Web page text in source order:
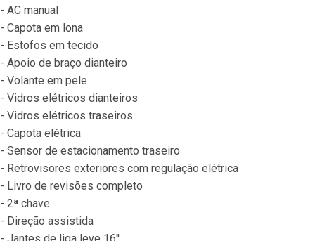
- AC manual
- Capota em lona
- Estofos em tecido
- Apoio de braço dianteiro
- Volante em pele
- Vidros elétricos dianteiros
- Vidros elétricos traseiros
- Capota elétrica
- Sensor de estacionamento traseiro
- Retrovisores exteriores com regulação elétrica
- Livro de revisões completo
- 2ª chave
- Direção assistida